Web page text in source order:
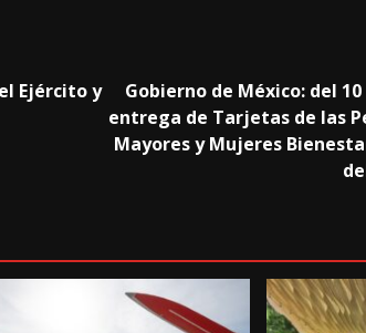
Ejército y
Gobierno de México: del
entrega de Tarjetas de las
Mayores y Mujeres